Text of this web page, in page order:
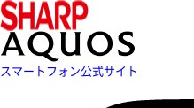
スマートフォン公式サイト